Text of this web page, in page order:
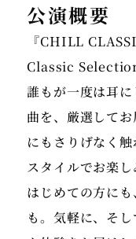
公演概要
『CHILL
Classic
誰もが一度は耳
曲を、厳選して
にもさりげなく
スタイルでお楽し
はじめての方に
も。気軽に、そ